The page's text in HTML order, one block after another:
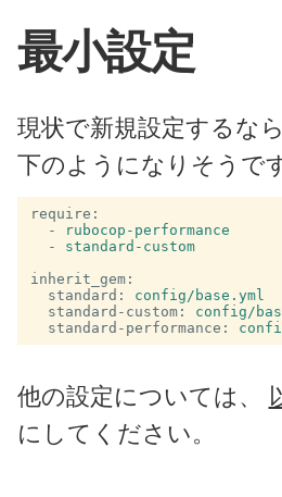
最小設定
現状で新規設定するな
下のようになりそうです
require :
-
rubocop-performance
-
standard-custom
inherit_gem :
standard :
config/base.yml
standard-custom :
config/
standard-performance :
他の設定については、
にしてください。